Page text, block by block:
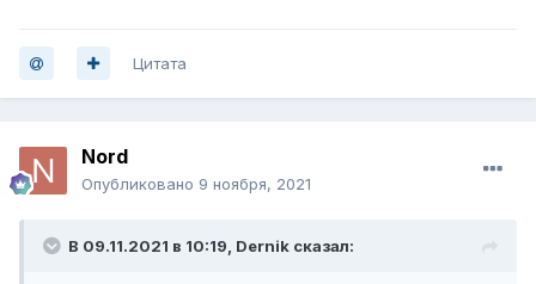
Цитата
Nord
Опубликовано 9 ноября, 2021
В 09.11.2021 в 10:19, Dernik сказал: